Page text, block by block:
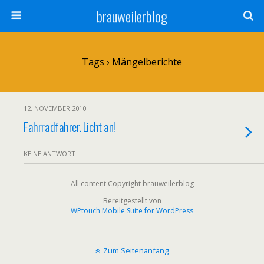
brauweilerblog
Tags › Mängelberichte
12. NOVEMBER 2010
Fahrradfahrer. Licht an!
KEINE ANTWORT
All content Copyright brauweilerblog
Bereitgestellt von
WPtouch Mobile Suite for WordPress
Zum Seitenanfang